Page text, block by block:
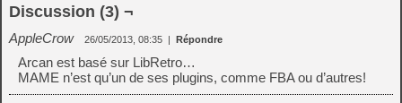
Discussion (3) ¬
AppleCrow 26/05/2013, 08:35 | Répondre
Arcan est basé sur LibRetro…
MAME n’est qu’un de ses plugins, comme FBA ou d’autres!